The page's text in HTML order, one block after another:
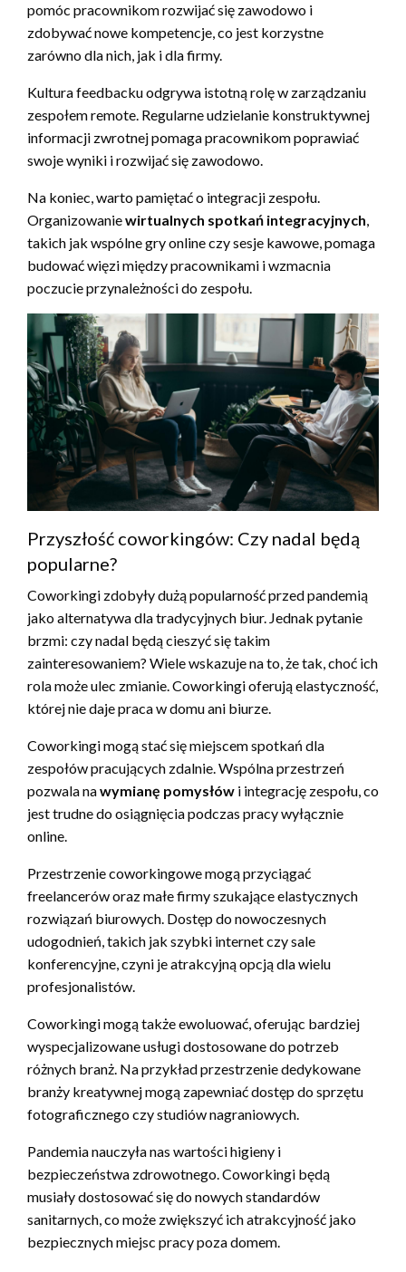
pomóc pracownikom rozwijać się zawodowo i
zdobywać nowe kompetencje, co jest korzystne
zarówno dla nich, jak i dla firmy.
Kultura feedbacku odgrywa istotną rolę w zarządzaniu
zespołem remote. Regularne udzielanie konstruktywnej
informacji zwrotnej pomaga pracownikom poprawiać
swoje wyniki i rozwijać się zawodowo.
Na koniec, warto pamiętać o integracji zespołu.
Organizowaniewirtualnych spotkań integracyjnych,
takich jak wspólne gry online czy sesje kawowe, pomaga
budować więzi między pracownikami i wzmacnia
poczucie przynależności do zespołu.
Przyszłość coworkingów: Czy nadal będą
popularne?
Coworkingi zdobyły dużą popularność przed pandemią
jako alternatywa dla tradycyjnych biur. Jednak pytanie
brzmi: czy nadal będą cieszyć się takim
zainteresowaniem? Wiele wskazuje na to, że tak, choć ich
rola może ulec zmianie. Coworkingi oferują elastyczność,
której nie daje praca w domu ani biurze.
Coworkingi mogą stać się miejscem spotkań dla
zespołów pracujących zdalnie. Wspólna przestrzeń
pozwala nawymianę pomysłów i integrację zespołu, co
jest trudne do osiągnięcia podczas pracy wyłącznie
online.
Przestrzenie coworkingowe mogą przyciągać
freelancerów oraz małe firmy szukające elastycznych
rozwiązań biurowych. Dostęp do nowoczesnych
udogodnień, takich jak szybki internet czy sale
konferencyjne, czyni je atrakcyjną opcją dla wielu
profesjonalistów.
Coworkingi mogą także ewoluować, oferując bardziej
wyspecjalizowane usługi dostosowane do potrzeb
różnych branż. Na przykład przestrzenie dedykowane
branży kreatywnej mogą zapewniać dostęp do sprzętu
fotograficznego czy studiów nagraniowych.
Pandemia nauczyła nas wartości higieny i
bezpieczeństwa zdrowotnego. Coworkingi będą
musiały dostosować się do nowych standardów
sanitarnych, co może zwiększyć ich atrakcyjność jako
bezpiecznych miejsc pracy poza domem.